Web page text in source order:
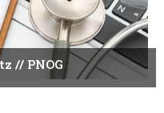
// PNOG